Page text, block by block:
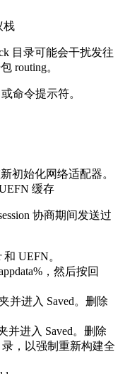
栈
目录可能会干扰发往
routing。
命令提示符。
初始化网络适配器。
缓存
协商期间发送过
UEFN。
，然后按回
并进入 Saved。删除
并进入 Saved。删除
录，以强制重新构建全